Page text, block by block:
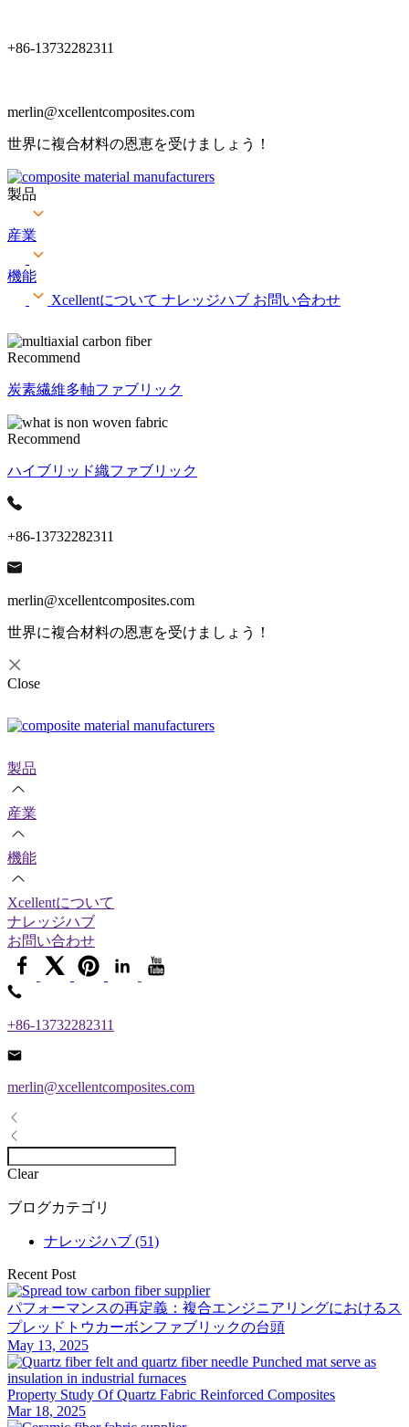
+86-13732282311
merlin@xcellentcomposites.com
世界に複合材料の恩恵を受けましょう！
製品
産業
機能
Xcellentについて ナレッジハブ お問い合わせ
Recommend
炭素繊維多軸ファブリック
Recommend
ハイブリッド織ファブリック
+86-13732282311
merlin@xcellentcomposites.com
世界に複合材料の恩恵を受けましょう！
Close
製品
産業
機能
Xcellentについて
ナレッジハブ
お問い合わせ
+86-13732282311
merlin@xcellentcomposites.com
Clear
ブログカテゴリ
ナレッジハブ (51)
Recent Post
パフォーマンスの再定義：複合エンジニアリングにおけるス
プレッドトウカーボンファブリックの台頭
May 13, 2025
Property Study Of Quartz Fabric Reinforced Composites
Mar 18, 2025